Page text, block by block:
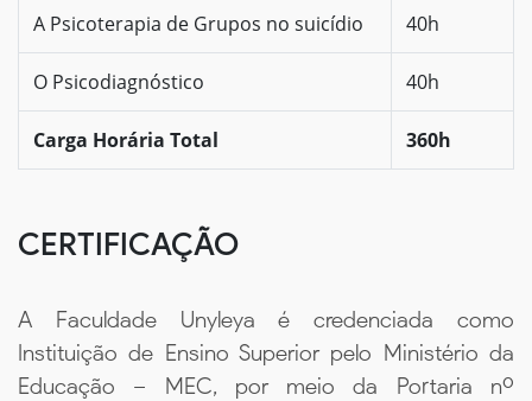
A Psicoterapia de Grupos no suicídio 40h
O Psicodiagnóstico 40h
Carga Horária Total 360h
CERTIFICAÇÃO
A Faculdade Unyleya é credenciada como
Instituição de Ensino Superior pelo Ministério da
Educação – MEC, por meio da Portaria nº